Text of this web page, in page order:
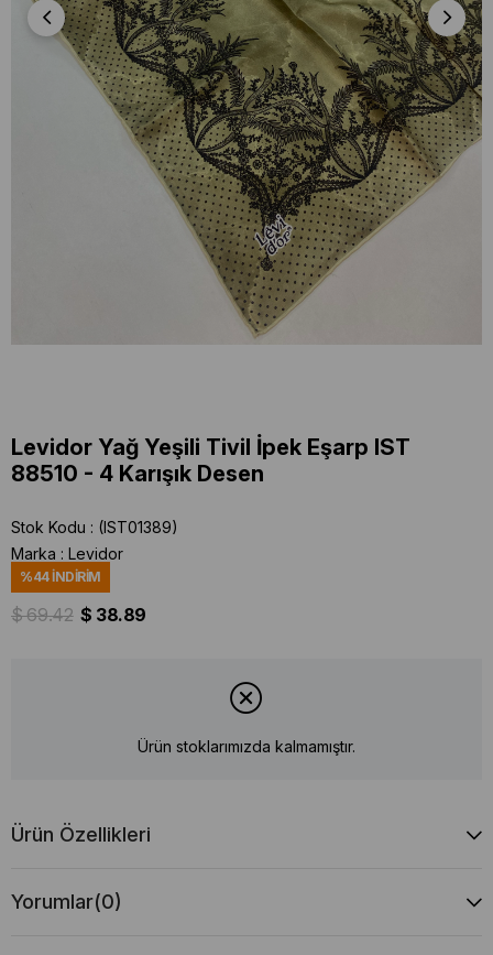
Levidor Yağ Yeşili Tivil İpek Eşarp IST
88510 - 4 Karışık Desen
Stok Kodu
(IST01389)
Marka : Levidor
%44İNDIRIM
$ 69.42 $ 38.89
Ürün stoklarımızda kalmamıştır.
Ürün Özellikleri
Yorumlar(0)